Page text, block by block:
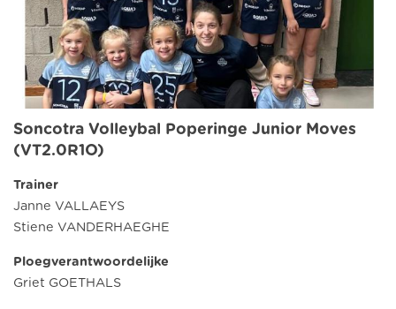
Soncotra Volleybal Poperinge Junior Moves
(VT2.0R1O)
Trainer
Janne VALLAEYS
Stiene VANDERHAEGHE
Ploegverantwoordelijke
Griet GOETHALS